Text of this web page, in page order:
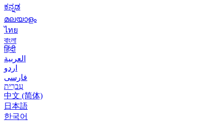
ಕನ್ನಡ
മലയാളം
ไทย
বাংলা
हिंदी
العربية
اردو
فارسی
עִברִית
中文 (简体)
日本語
한국어